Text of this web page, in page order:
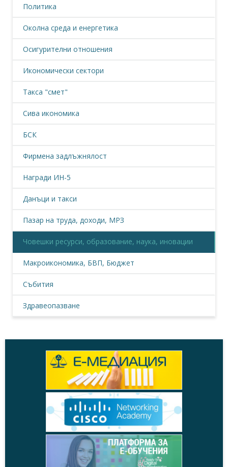
Политика
Околна среда и енергетика
Осигурителни отношения
Икономически сектори
Такса "смет"
Сива икономика
БСК
Фирмена задлъжнялост
Награди ИН-5
Данъци и такси
Пазар на труда, доходи, МРЗ
Човешки ресурси, образование, наука, иновации
Макроикономика, БВП, Бюджет
Събития
Здравеопазване